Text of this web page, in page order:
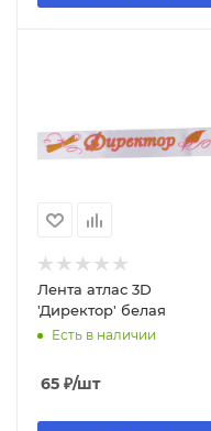
Лента атлас 3D
'Директор' белая
Есть в наличии
65 ₽/шт